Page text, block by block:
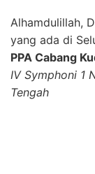
Alhamdulillah,
yang ada di
PPA Cabang
IV Symphoni 1
Tengah